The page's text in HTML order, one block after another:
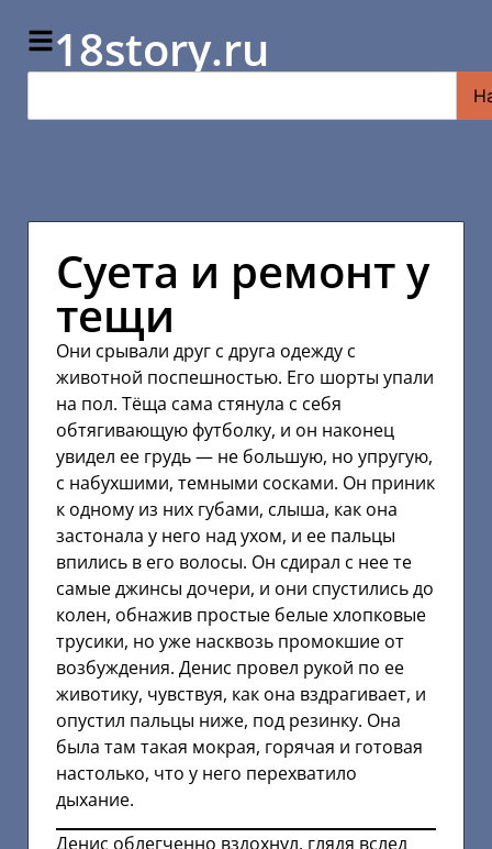
18story.ru
Суета и ремонт у
тещи
Они срывали друг с друга одежду с
животной поспешностью. Его шорты упали
на пол. Тёща сама стянула с себя
обтягивающую футболку, и он наконец
увидел ее грудь — не большую, но упругую,
с набухшими, темными сосками. Он приник
к одному из них губами, слыша, как она
застонала у него над ухом, и ее пальцы
впились в его волосы. Он сдирал с нее те
самые джинсы дочери, и они спустились до
колен, обнажив простые белые хлопковые
трусики, но уже насквозь промокшие от
возбуждения. Денис провел рукой по ее
животику, чувствуя, как она вздрагивает, и
опустил пальцы ниже, под резинку. Она
была там такая мокрая, горячая и готовая
настолько, что у него перехватило
дыхание.
Денис облегченно вздохнул, глядя вслед